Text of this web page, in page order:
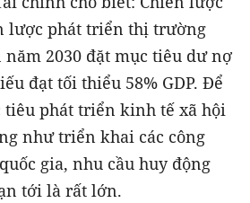
lược phát triển thị trường
2030 đặt mục tiêu dư nợ
đạt tối thiểu 58% GDP. Để
tiêu phát triển kinh tế xã hội
như triển khai các công
gia, nhu cầu huy động
tới là rất lớn.